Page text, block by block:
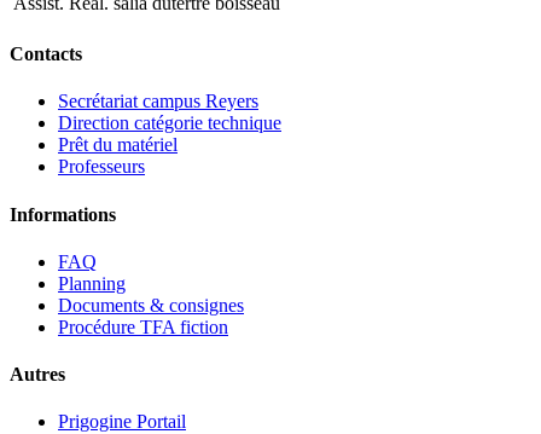
Contacts
Secrétariat campus Reyers
Direction catégorie technique
Prêt du matériel
Professeurs
Informations
FAQ
Planning
Documents & consignes
Procédure TFA fiction
Autres
Prigogine Portail